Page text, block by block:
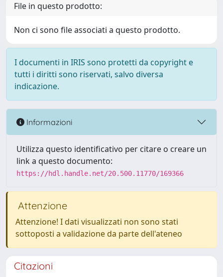
File in questo prodotto:
Non ci sono file associati a questo prodotto.
I documenti in IRIS sono protetti da copyright e
tutti i diritti sono riservati, salvo diversa
indicazione.
Informazioni
Utilizza questo identificativo per citare o creare un
link a questo documento:
https://hdl.handle.net/20.500.11770/169366
Attenzione
Attenzione! I dati visualizzati non sono stati
sottoposti a validazione da parte dell'ateneo
Citazioni